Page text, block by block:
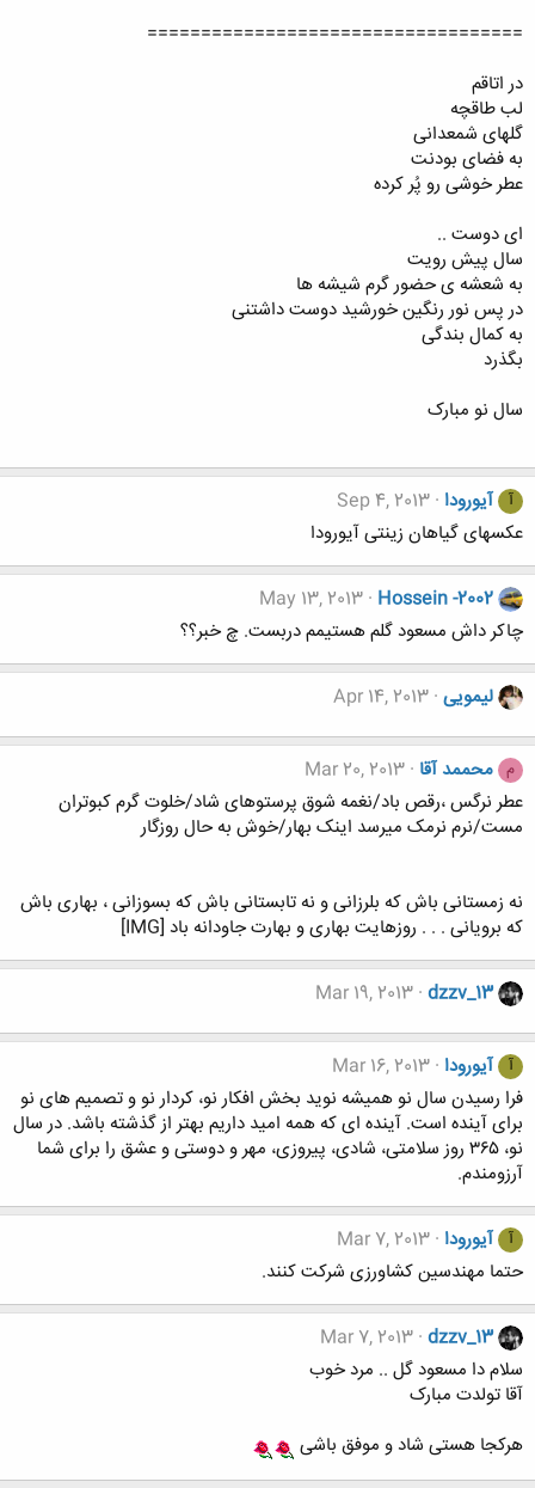
===================================
در اتاقم
لب طاقچه
گلهای شمعدانی
به فضای بودنت
عطر خوشی رو پُر کرده
ای دوست ..
سال پیش رویت
به شعشه ی حضور گرم شیشه ها
در پس نور رنگین خورشید دوست داشتنی
به کمال بندگی
بگذرد
سال نو مبارک
آ آیورودا Sep 4, 2013
عکسهای گیاهان زینتی آیورودا
Hossein -2002
May 13, 2013
چاکر داش مسعود گلم هستیمم دربست. چ خبر؟؟
لیمویی Apr 14, 2013
م محممد آقا Mar 20, 2013
عطر نرگس ،رقص باد/نغمه شوق پرستوهای شاد/خلوت گرم کبوتران
مست/نرم نرمک میرسد اینک بهار/خوش به حال روزگار
نه زمستانی باش که بلرزانی و نه تابستانی باش که بسوزانی ، بهاری باش
که برویانی . . . روزهایت بهاری و بهارت جاودانه باد [IMG]
dzzv_13
Mar 19, 2013
آ آیورودا Mar 16, 2013
فرا رسیدن سال نو همیشه نوید بخش افکار نو، کردار نو و تصمیم های نو
برای آینده است. آینده ای که همه امید داریم بهتر از گذشته باشد. در سال
نو، ۳۶۵ روز سلامتی، شادی، پیروزی، مهر و دوستی و عشق را برای شما
آرزومندم.
آ آیورودا Mar 7, 2013
حتما مهندسین کشاورزی شرکت کنند.
dzzv_13
Mar 7, 2013
سلام دا مسعود گل .. مرد خوب
آقا تولدت مبارک
هرکجا هستی شاد و موفق باشی